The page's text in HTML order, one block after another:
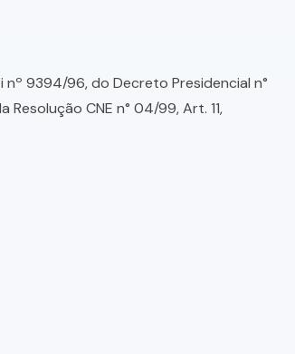
9394/96, do Decreto Presidencial n°
CNE n° 04/99, Art. 11,